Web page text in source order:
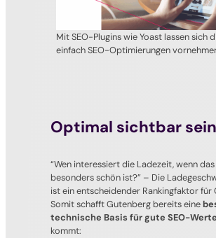
Mit SEO-Plugins wie Yoast lassen sich
einfach SEO-Optimierungen
Optimal sichtbar sein
“Wen interessiert die Ladezeit, wenn
besonders schön ist?” – Die
ist ein entscheidender Rankingfaktor für
Somit schafft Gutenberg bereits eine
technische Basis für gute SEO-Werte
kommt: